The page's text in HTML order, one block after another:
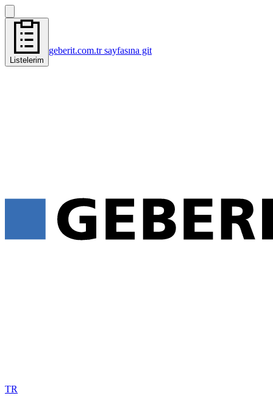
Listelerim
geberit.com.tr sayfasına git
TR